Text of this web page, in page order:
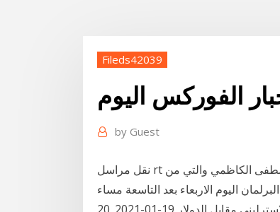
Fileds42039
الفوركس اليوم
by Guest
نقل مراسل rt ورقة تحمل أسماء التشكيلة الوزراية لرئيس الوزراء المكلف مصطفى الكاظمي والتي من